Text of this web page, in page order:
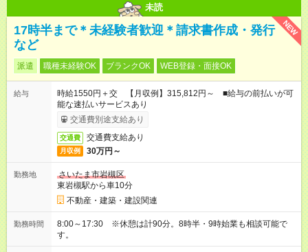
未読
NEW
17時半まで＊未経験者歓迎＊請求書作成・発行
など
派遣 職種未経験OK ブランクOK WEB登録・面接OK
給与
時給1550円＋交 【月収例】315,812円～ ■給与の前払いが可
能な速払いサービスあり
交通費別途支給あり
交通費 交通費支給あり
月収例 30万円～
勤務地
さいたま市岩槻区
東岩槻駅から車10分
不動産・建築・建設関連
勤務時間
8:00～17:30 ※休憩は計90分。8時半・9時始業も相談可能で
す。